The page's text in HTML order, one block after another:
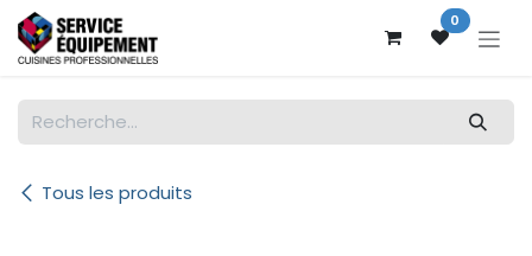
Se rendre au contenu 0
Tous les produits